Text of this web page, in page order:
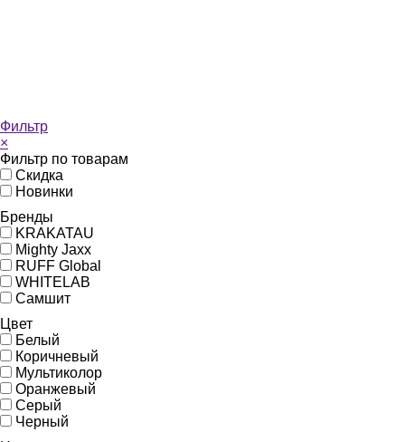
Фильтр
×
Фильтр по товарам
Скидка
Новинки
Бренды
KRAKATAU
Mighty Jaxx
RUFF Global
WHITELAB
Самшит
Цвет
Белый
Коричневый
Мультиколор
Оранжевый
Серый
Черный